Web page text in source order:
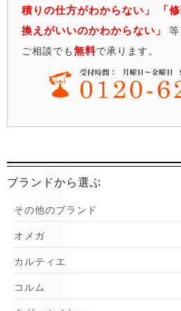
積りの仕方がわからない」 「
換えがいいのかわからない」
ご相談でも無料で承ります。
ブランドから選ぶ
その他のブランド
オメガ
カルティエ
コルム